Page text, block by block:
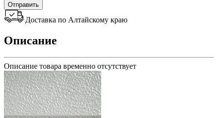
Отправить
Доставка по Алтайскому краю
Описание
Описание товара временно отсутствует